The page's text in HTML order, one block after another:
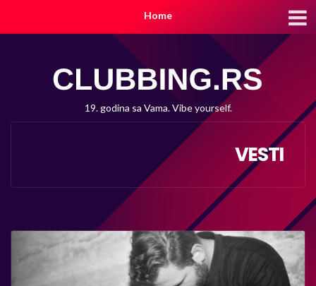
Home
19. godina sa Vama. Vibe yourself.
VESTI